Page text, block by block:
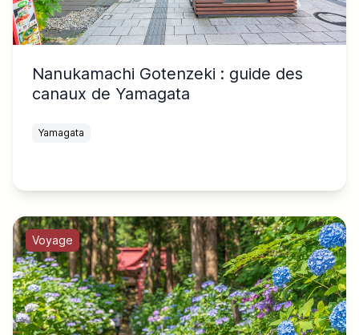
Nanukamachi Gotenzeki : guide des
canaux de Yamagata
Yamagata
Voyage